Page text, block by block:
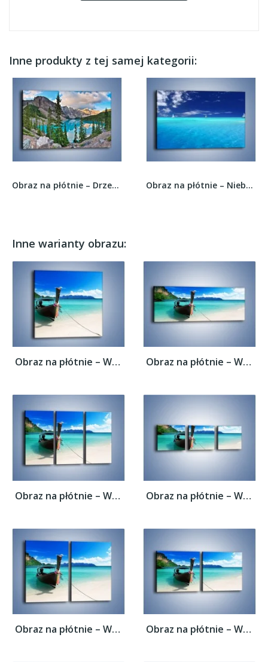
Inne produkty z tej samej kategorii:
Obraz na płótnie – Drzewa dookoła wody –... Obraz na płótnie – Niebo zatopione w wodzie –...
Inne warianty obrazu:
Obraz na płótnie – Wodny transport w... Obraz na płótnie – Wodny transport w...
Obraz na płótnie – Wodny transport w... Obraz na płótnie – Wodny transport w...
Obraz na płótnie – Wodny transport w... Obraz na płótnie – Wodny transport w...